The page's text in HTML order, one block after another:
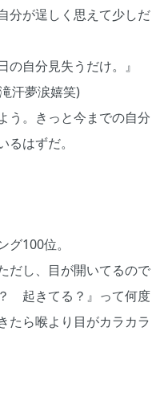
分が逞しく思えて少しだ
自分見失うだけ。』
汗夢涙嬉笑)
う。きっと今までの自分
はずだ。
グ100位。
だし、目が開いてるので
起きてる？』って何度
たら喉より目がカラカラ